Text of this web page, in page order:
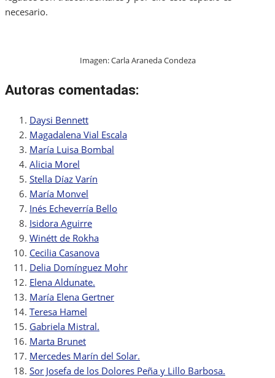
necesario.
Imagen: Carla Araneda Condeza
Autoras comentadas:
Daysi Bennett
Magadalena Vial Escala
María Luisa Bombal
Alicia Morel
Stella Díaz Varín
María Monvel
Inés Echeverría Bello
Isidora Aguirre
Winétt de Rokha
Cecilia Casanova
Delia Domínguez Mohr
Elena Aldunate.
María Elena Gertner
Teresa Hamel
Gabriela Mistral.
Marta Brunet
Mercedes Marín del Solar.
Sor Josefa de los Dolores Peña y Lillo Barbosa.